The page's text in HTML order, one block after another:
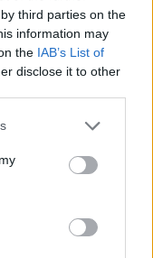
third parties on the
information may
the IAB’s List of
disclose it to other
or more Google
You may click to
party tags to
in below Google